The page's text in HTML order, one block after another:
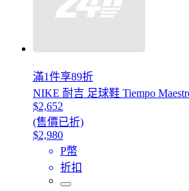
滿1件享89折
NIKE 耐吉 足球鞋 Tiempo
$2,652
(售價已折)
$2,980
P幣
折扣